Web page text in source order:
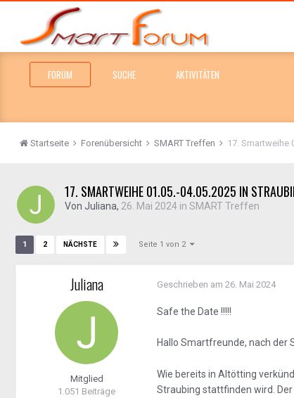
FORUM SUCHE AKTIVITÄTEN
Startseite Forenübersicht SMART Treffen 17. Smartweihe
17. SMARTWEIHE 01.05.-04.05.2025 IN
Von Juliana, 26. Mai 2024 in SMART Treffen
1 2 NÄCHSTE Seite 1 von 2
Juliana
Mitglied
1.051 Beiträge
Geschrieben am 26. Mai 2024
Safe the Date !!!!!
Hallo Smartfreunde, nach der
Wie bereits in Altötting
Straubing stattfinden wird.